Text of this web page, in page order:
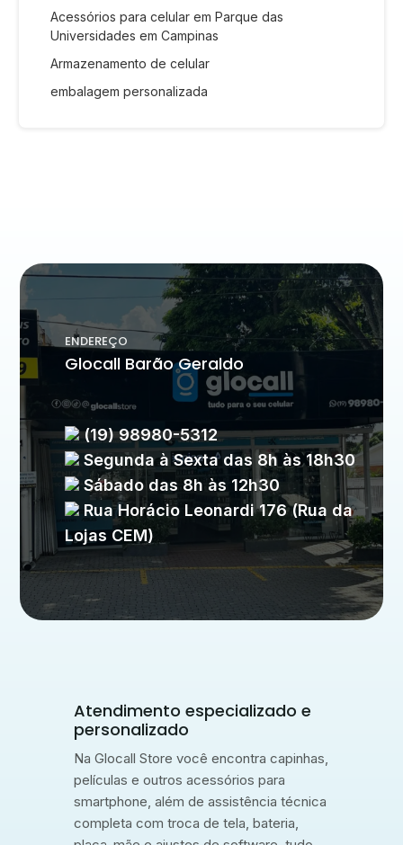
Acessórios para celular em Parque das
Universidades em Campinas
Armazenamento de celular
embalagem personalizada
ENDEREÇO
Glocall Barão Geraldo
(19) 98980-5312
Segunda à Sexta das 8h às 18h30
Sábado das 8h às 12h30
Rua Horácio Leonardi 176 (Rua da
Lojas CEM)
Atendimento especializado e
personalizado
Na Glocall Store você encontra capinhas,
películas e outros acessórios para
smartphone, além de assistência técnica
completa com troca de tela, bateria,